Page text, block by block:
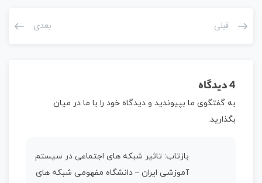
قبلی بعدی
4 دیدگاه
به گفتگوی ما بپیوندید و دیدگاه خود را با ما در میان
بگذارید.
بازتاب: تاثیر شبکه های اجتماعی در سیستم
آموزشی ایران – دانشگاه مفهومی شبکه های